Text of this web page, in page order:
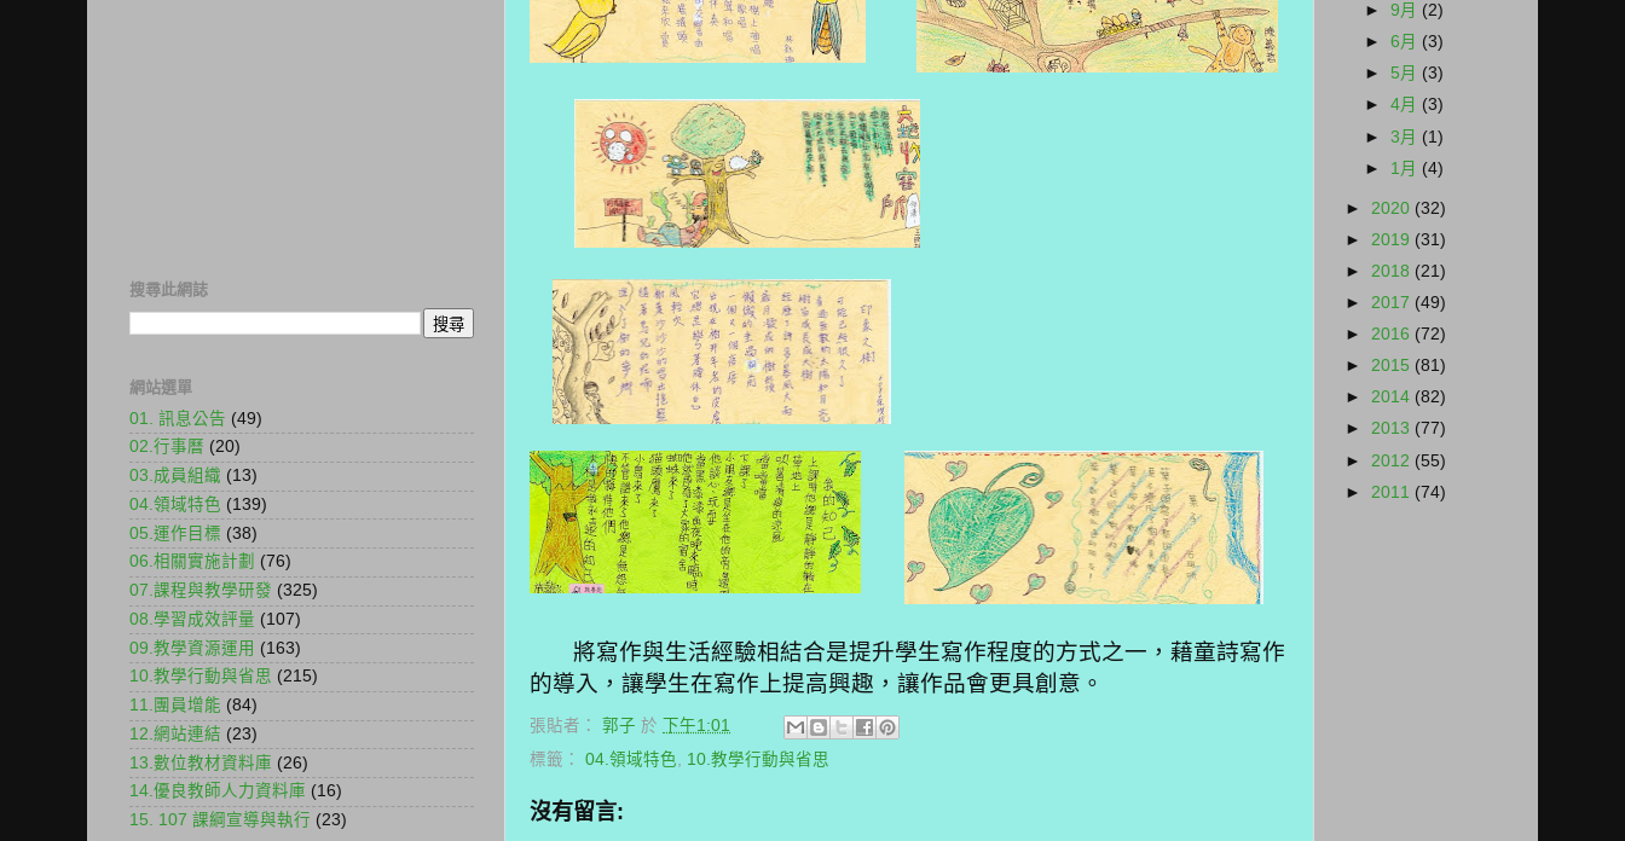
將寫作與生活經驗相結合是提升學生寫作程度的方式之一，藉童詩寫作
的導入，讓學生在寫作上提高興趣，讓作品會更具創意。
張貼者： 郭子 於
下午1:01
標籤： 04.領域特色, 10.教學行動與省思
沒有留言:
搜尋此網誌
網站選單
01. 訊息公告 (49)
02.行事曆 (20)
03.成員組織 (13)
04.領域特色 (139)
05.運作目標 (38)
06.相關實施計劃 (76)
07.課程與教學研發 (325)
08.學習成效評量 (107)
09.教學資源運用 (163)
10.教學行動與省思 (215)
11.團員增能 (84)
12.網站連結 (23)
13.數位教材資料庫 (26)
14.優良教師人力資料庫 (16)
15. 107 課綱宣導與執行 (23)
►9月 (2)
►6月 (3)
► 5月 (3)
►4月 (3)
►3月 (1)
► 1月 (4)
► 2020 (32)
► 2019 (31)
► 2018 (21)
► 2017 (49)
► 2016 (72)
► 2015 (81)
► 2014 (82)
► 2013 (77)
► 2012 (55)
► 2011 (74)